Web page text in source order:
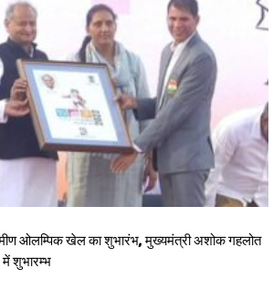
ओलम्पिक खेल का शुभारंभ, मुख्यमंत्री अशोक गहलोत
शुभारम्भ